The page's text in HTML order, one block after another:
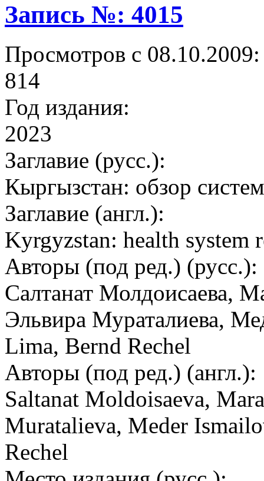
Запись №: 4015
Просмотров с 08.10.2009:
814
Год издания:
2023
Заглавие (русс.):
Кыргызстан: обзор
Заглавие (англ.):
Kyrgyzstan: health system
Авторы (под ред.) (русс.):
Салтанат Молдоисаева,
Эльвира Мураталиева,
Lima, Bernd Rechel
Авторы (под ред.) (англ.):
Saltanat Moldoisaeva,
Muratalieva, Meder
Rechel